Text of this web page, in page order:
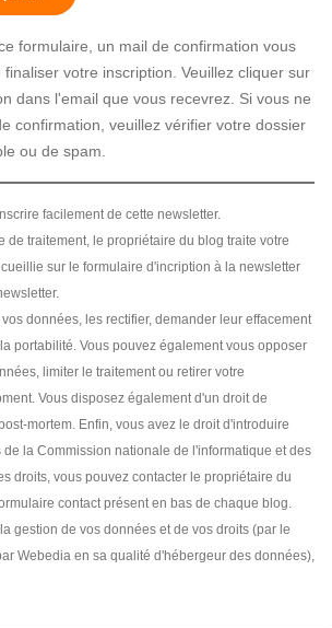
formulaire, un mail de confirmation vous
votre inscription. Veuillez cliquer sur
dans l'email que vous recevrez. Si vous ne
confirmation, veuillez vérifier votre dossier
ou de spam.
facilement de cette newsletter.
de traitement, le propriétaire du blog traite votre
sur le formulaire d'incription à la newsletter
données, les rectifier, demander leur effacement
portabilité. Vous pouvez également vous opposer
limiter le traitement ou retirer votre
Vous disposez également d'un droit de
mortem. Enfin, vous avez le droit d'introduire
la Commission nationale de l'informatique et des
droits, vous pouvez contacter le propriétaire du
contact présent en bas de chaque blog.
gestion de vos données et de vos droits (par le
Webedia en sa qualité d'hébergeur des données),